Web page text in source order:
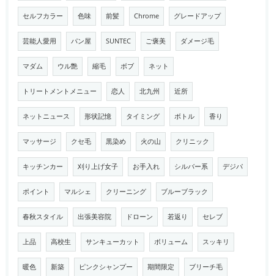
セルフカラー 色味 前髪 Chrome グレードアップ
芸能人愛用 パン屋 SUNTEC ご褒美 ダメージ毛
マダム ウル艶 縮毛 ボブ ネット
トリートメントメニュー 恋人 北九州 近所
ネットニュース 形状記憶 タイミング ボトル 香り
マッサージ クセ毛 黒染め 火の山 クリニック
キッチンカー 刈り上げ女子 お手入れ シルバー系 デジパ
ポイント マルシェ クリーニング ブルーブラック
春秋スタイル 出張美容院 ドローン 若返り セレブ
上品 高校生 サンキューカット ボリューム スッキリ
暖色 新築 ピンクシャンプー 期間限定 ブリーチ毛